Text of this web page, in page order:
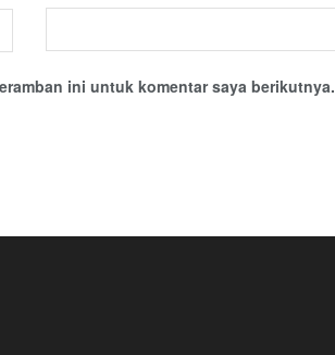
ini untuk komentar saya berikutnya.